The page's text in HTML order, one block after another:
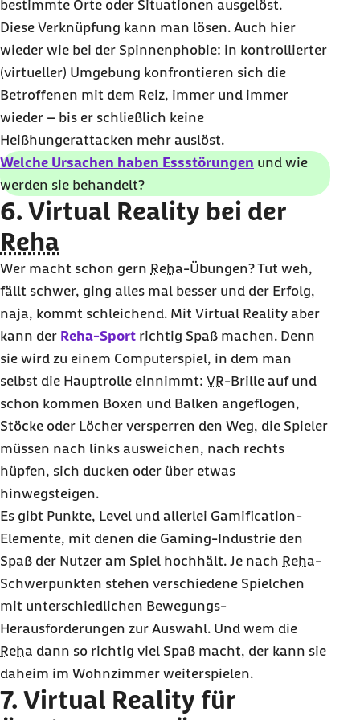
bestimmte Orte oder Situationen ausgelöst.
Diese Verknüpfung kann man lösen. Auch hier
wieder wie bei der Spinnenphobie: in kontrollierter
(virtueller) Umgebung konfrontieren sich die
Betroffenen mit dem Reiz, immer und immer
wieder – bis er schließlich keine
Heißhungerattacken mehr auslöst.
Welche Ursachen haben Essstörungen und wie
werden sie behandelt?
6. Virtual Reality bei der
Reha
Wer macht schon gern Reha-Übungen? Tut weh,
fällt schwer, ging alles mal besser und der Erfolg,
naja, kommt schleichend. Mit Virtual Reality aber
kann der Reha-Sport richtig Spaß machen. Denn
sie wird zu einem Computerspiel, in dem man
selbst die Hauptrolle einnimmt: VR-Brille auf und
schon kommen Boxen und Balken angeflogen,
Stöcke oder Löcher versperren den Weg, die Spieler
müssen nach links ausweichen, nach rechts
hüpfen, sich ducken oder über etwas
hinwegsteigen.
Es gibt Punkte, Level und allerlei Gamification-
Elemente, mit denen die Gaming-Industrie den
Spaß der Nutzer am Spiel hochhält. Je nach Reha-
Schwerpunkten stehen verschiedene Spielchen
mit unterschiedlichen Bewegungs-
Herausforderungen zur Auswahl. Und wem die
Reha dann so richtig viel Spaß macht, der kann sie
daheim im Wohnzimmer weiterspielen.
7. Virtual Reality für